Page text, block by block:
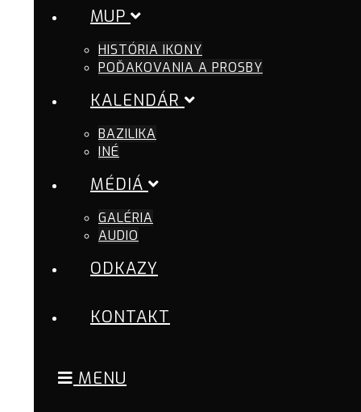
MUP
HISTÓRIA IKONY
POĎAKOVANIA A PROSBY
KALENDÁR
BAZILIKA
INÉ
MÉDIÁ
GALÉRIA
AUDIO
ODKAZY
KONTAKT
MENU